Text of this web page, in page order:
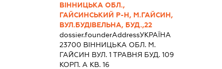
ВІННИЦЬКА ОБЛ.,
ГАЙСИНСЬКИЙ Р-Н, М.ГАЙСИН,
ВУЛ.БУДІВЕЛЬНА, БУД.,22
dossier.founderAddressУКРАЇНА
23700 ВIННИЦЬКА ОБЛ. М.
ГАЙСИН ВУЛ. 1 ТРАВНЯ БУД. 109
КОРП. А КВ. 16